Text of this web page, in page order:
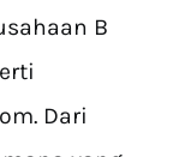
B
Dari